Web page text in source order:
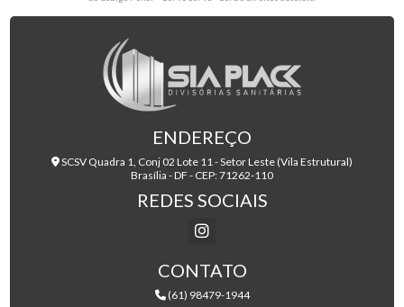
ENDEREÇO
SCSV Quadra 1, Conj 02 Lote 11 - Setor Leste (Vila Estrutural)
Brasília - DF - CEP: 71262-110
REDES SOCIAIS
CONTATO
(61) 98479-1944